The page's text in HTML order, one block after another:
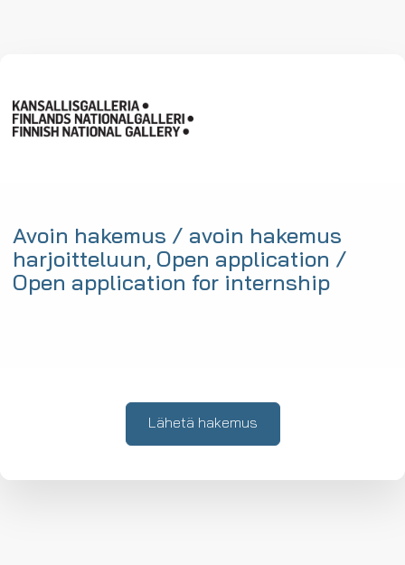
Avoin hakemus / avoin hakemus
harjoitteluun, Open application /
Open application for internship